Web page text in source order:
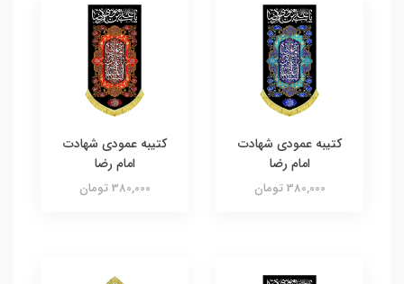
کتیبه عمودی شهادت
امام رضا
380,000 تومان
کتیبه عمودی شهادت
امام رضا
380,000 تومان